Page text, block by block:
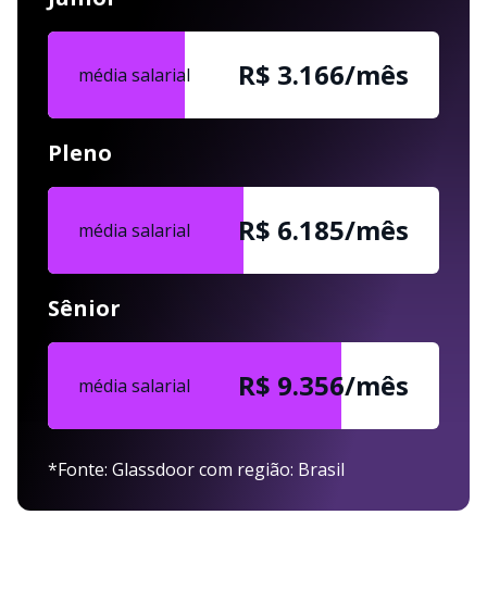
média salarial R$ 3.166/mês
Pleno
média salarial R$ 6.185/mês
Sênior
média salarial R$ 9.356/mês
*Fonte: Glassdoor com região: Brasil